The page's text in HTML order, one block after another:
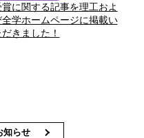
賞に関する記事を理工およ
全学ホームページに掲載い
だきました！
知らせ